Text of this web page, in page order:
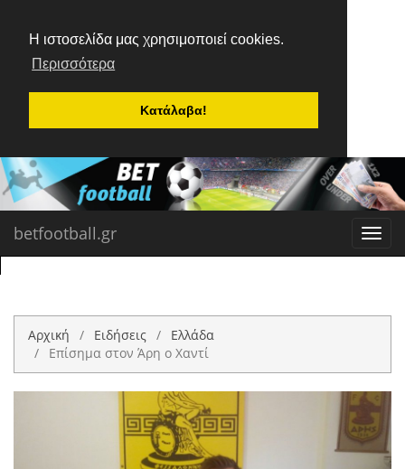
Η ιστοσελίδα μας χρησιμοποιεί cookies.
Περισσότερα
Κατάλαβα!
betfootball.gr
Αρχική Ειδήσεις
Ελλάδα
Επίσημα στον Άρη ο Χαντί